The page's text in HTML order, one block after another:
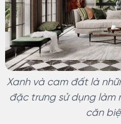
Xanh và cam đất là
đặc trưng sử dụng làm
căn